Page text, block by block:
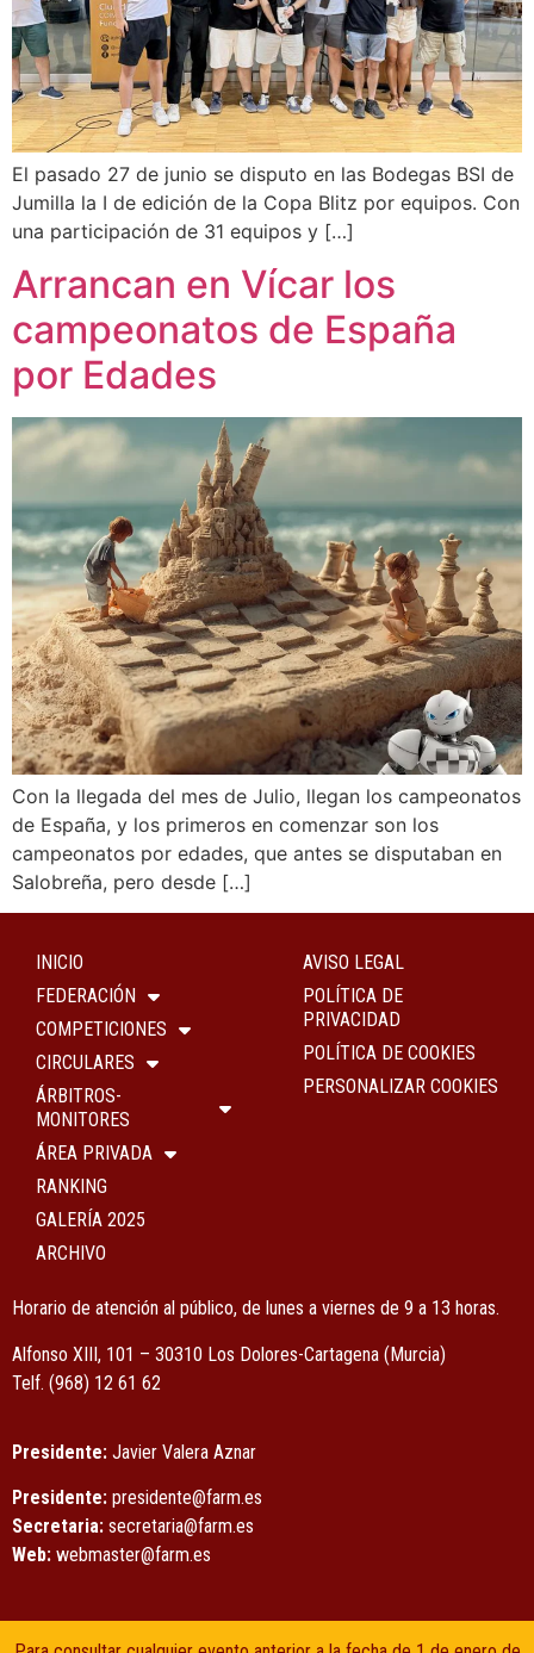
El pasado 27 de junio se disputo en las Bodegas BSI de
Jumilla la I de edición de la Copa Blitz por equipos. Con
una participación de 31 equipos y […]
Arrancan en Vícar los
campeonatos de España
por Edades
Con la llegada del mes de Julio, llegan los campeonatos
de España, y los primeros en comenzar son los
campeonatos por edades, que antes se disputaban en
Salobreña, pero desde […]
INICIO
FEDERACIÓN
COMPETICIONES
CIRCULARES
ÁRBITROS-
MONITORES
ÁREA PRIVADA
RANKING
GALERÍA 2025
ARCHIVO
AVISO LEGAL
POLÍTICA DE
PRIVACIDAD
POLÍTICA DE COOKIES
PERSONALIZAR COOKIES
Horario de atención al público, de lunes a viernes de 9 a 13 horas.
Alfonso XIII, 101 – 30310 Los Dolores-Cartagena (Murcia)
Telf. (968) 12 61 62
Presidente: Javier Valera Aznar
Presidente: presidente@farm.es
Secretaria: secretaria@farm.es
Web: webmaster@farm.es